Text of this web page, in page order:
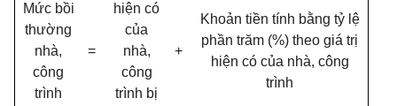
Mức bồi
thường
nhà,
công
trình
=
hiện có
của
nhà,
công
trình bị
+
Khoản tiền tính bằng tỷ lệ
phần trăm (%) theo giá trị
hiện có của nhà, công
trình